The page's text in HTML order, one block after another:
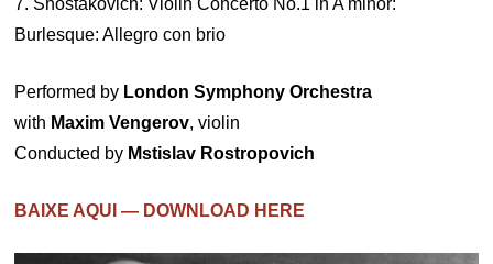
7. Shostakovich: Violin Concerto No.1 in A minor:
Burlesque: Allegro con brio
Performed by London Symphony Orchestra
with Maxim Vengerov, violin
Conducted by Mstislav Rostropovich
BAIXE AQUI — DOWNLOAD HERE